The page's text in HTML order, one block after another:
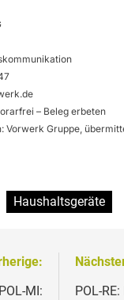
– Beleg erbeten
Vorwerk Gruppe,
Haushaltsgeräte
POL-MI:
POL-